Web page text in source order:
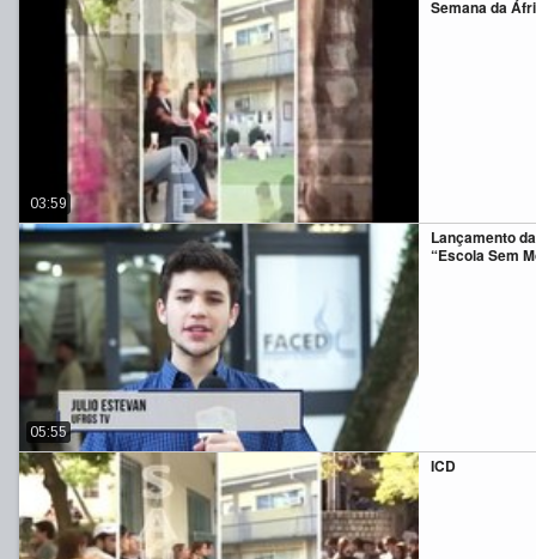
Semana da
03:59
Lançamento
“Escola Sem
05:55
ICD